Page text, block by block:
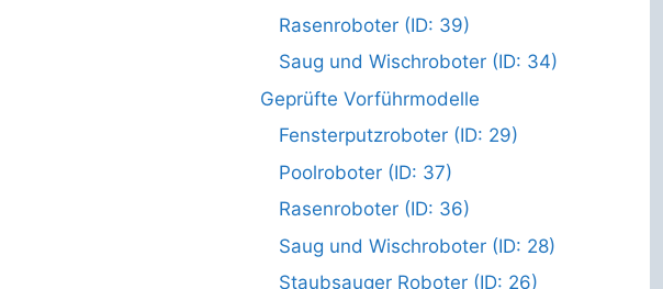
Rasenroboter (ID: 39)
Saug und Wischroboter (ID: 34)
Geprüfte Vorführmodelle
Fensterputzroboter (ID: 29)
Poolroboter (ID: 37)
Rasenroboter (ID: 36)
Saug und Wischroboter (ID: 28)
Staubsauger Roboter (ID: 26)